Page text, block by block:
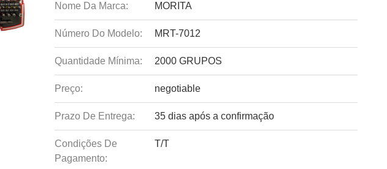
Nome Da Marca: MORITA
Número Do Modelo: MRT-7012
Quantidade Mínima: 2000 GRUPOS
Preço: negotiable
Prazo De Entrega: 35 dias após a confirmação
Condições De
Pagamento:
T/T